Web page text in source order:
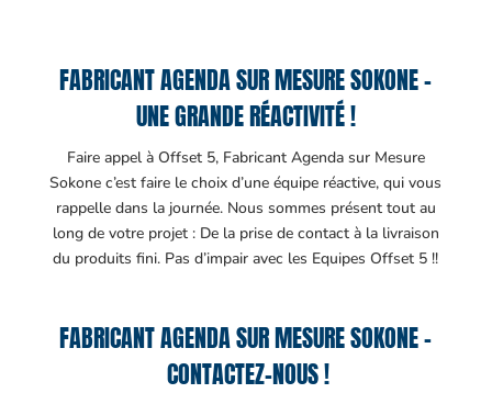
FABRICANT AGENDA SUR MESURE SOKONE –
UNE GRANDE RÉACTIVITÉ !
Faire appel à Offset 5, Fabricant Agenda sur Mesure
Sokone c’est faire le choix d’une équipe réactive, qui vous
rappelle dans la journée. Nous sommes présent tout au
long de votre projet : De la prise de contact à la livraison
du produits fini. Pas d’impair avec les Equipes Offset 5 !!
FABRICANT AGENDA SUR MESURE SOKONE –
CONTACTEZ-NOUS !